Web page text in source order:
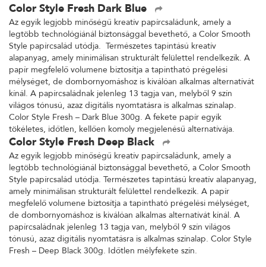
Color Style Fresh Dark Blue
Az egyik legjobb minőségű kreatív papírcsaládunk, amely a
legtöbb technológiánál biztonsággal bevethető, a Color Smooth
Style papírcsalád utódja. Természetes tapintású kreatív
alapanyag, amely minimálisan strukturált felülettel rendelkezik. A
papír megfelelő volumene biztosítja a tapintható prégelési
mélységet, de dombornyomáshoz is kiválóan alkalmas alternatívát
kínál. A papírcsaládnak jelenleg 13 tagja van, melyből 9 szín
világos tónusú, azaz digitális nyomtatásra is alkalmas színalap.
Color Style Fresh – Dark Blue 300g. A fekete papír egyik
tökéletes, időtlen, kellően komoly megjelenésű alternatívája.
Color Style Fresh Deep Black
Az egyik legjobb minőségű kreatív papírcsaládunk, amely a
legtöbb technológiánál biztonsággal bevethető, a Color Smooth
Style papírcsalád utódja. Természetes tapintású kreatív alapanyag,
amely minimálisan strukturált felülettel rendelkezik. A papír
megfelelő volumene biztosítja a tapintható prégelési mélységet,
de dombornyomáshoz is kiválóan alkalmas alternatívát kínál. A
papírcsaládnak jelenleg 13 tagja van, melyből 9 szín világos
tónusú, azaz digitális nyomtatásra is alkalmas színalap. Color Style
Fresh – Deep Black 300g. Időtlen mélyfekete szín.